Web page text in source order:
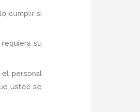
cumplir si
su
personal
usted se